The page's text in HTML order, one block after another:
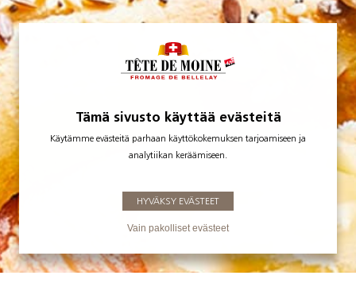
Tämä sivusto käyttää evästeitä
Käytämme evästeitä parhaan käyttökokemuksen tarjoamiseen ja
analytiikan keräämiseen.
HYVÄKSY EVÄSTEET
Vain pakolliset evästeet